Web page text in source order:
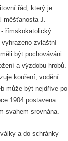
řád, který je
měšťanosta J.
římskokatolický.
vyhrazeno zvláštní
být pochováváni
a výzdobu hrobů.
kouření, vodění
může být nejdříve po
1904 postavena
svahem srovnána.
a do schránky